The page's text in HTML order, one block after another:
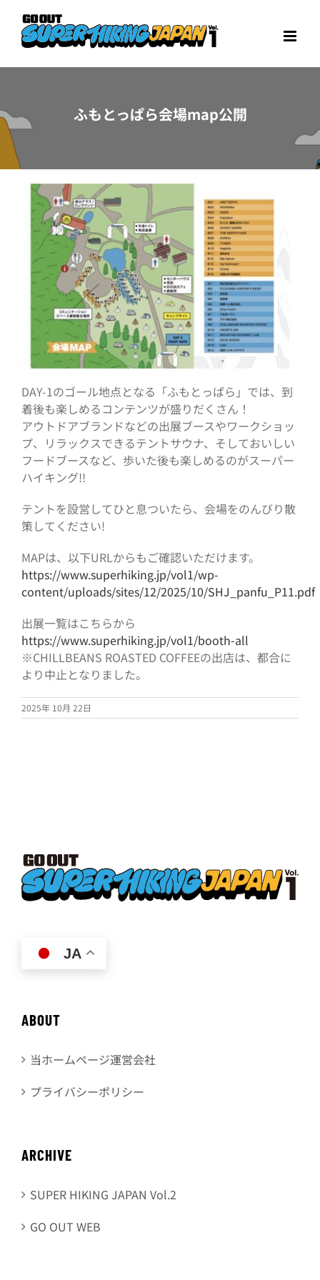
content
ふもとっぱら会場map公開
DAY-1のゴール地点となる「ふもとっぱら」では、到
着後も楽しめるコンテンツが盛りだくさん！
アウトドアブランドなどの出展ブースやワークショッ
プ、リラックスできるテントサウナ、そしておいしい
フードブースなど、歩いた後も楽しめるのがスーパー
ハイキング!!
テントを設営してひと息ついたら、会場をのんびり散
策してください!
MAPは、以下URLからもご確認いただけます。
https://www.superhiking.jp/vol1/wp-
content/uploads/sites/12/2025/10/SHJ_panfu_P11.pdf
出展一覧はこちらから
https://www.superhiking.jp/vol1/booth-all
※CHILLBEANS ROASTED COFFEEの出店は、都合に
より中止となりました。
2025年 10月 22日
JA
ABOUT
当ホームページ運営会社
プライバシーポリシー
ARCHIVE
SUPER HIKING JAPAN Vol.2
GO OUT WEB